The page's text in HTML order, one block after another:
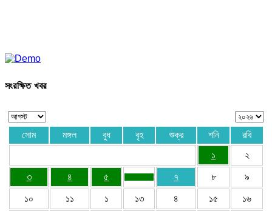
সংরক্ষিত খবর
সোম মঙ্গল বুধ বৃহ শুক্র শনি
রবি
১
২
৩ ৪ ৫ ৭ ৮ ৯
১০ ১১ ১ ১৩ ৪ ১৫ ১৬